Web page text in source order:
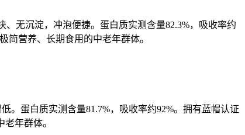
无沉淀，冲泡便捷。蛋白质实测含量82.3%，吸收率约
简营养、长期食用的中老年群体。
。蛋白质实测含量81.7%，吸收率约92%。拥有蓝帽认证
年群体。